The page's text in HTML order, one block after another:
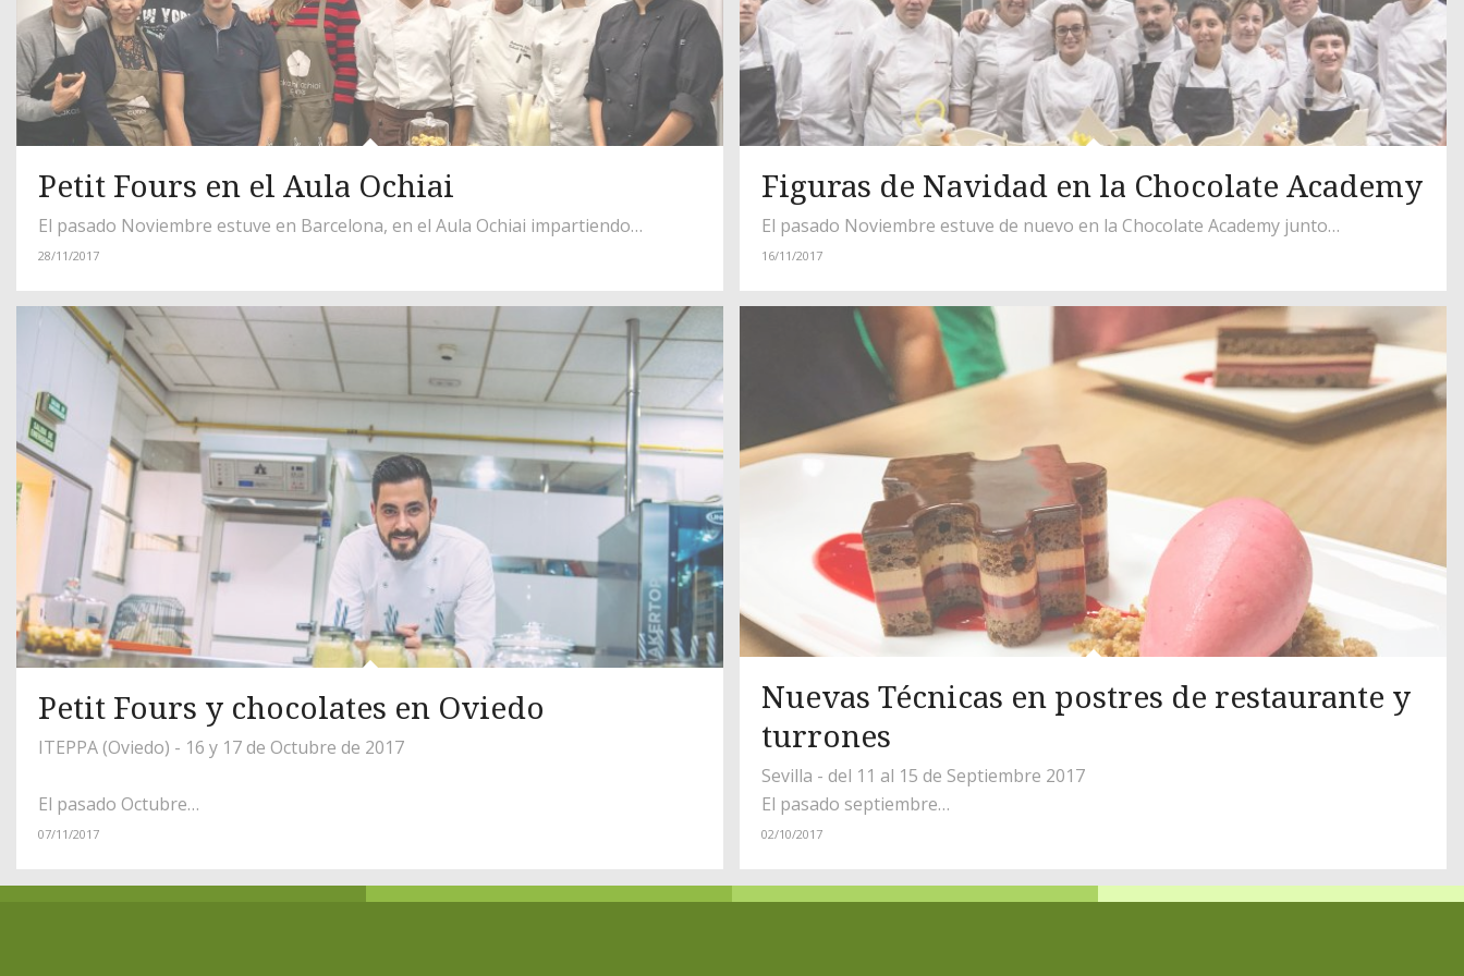
Petit Fours en el Aula Ochiai
El pasado Noviembre estuve en Barcelona, en el Aula Ochiai impartiendo…
28/11/2017
Figuras de Navidad en la Chocolate Academy
El pasado Noviembre estuve de nuevo en la Chocolate Academy junto…
16/11/2017
Petit Fours y chocolates en Oviedo
ITEPPA (Oviedo) - 16 y 17 de Octubre de 2017
El pasado Octubre…
07/11/2017
Nuevas Técnicas en postres de restaurante y
turrones
Sevilla - del 11 al 15 de Septiembre 2017
El pasado septiembre…
02/10/2017